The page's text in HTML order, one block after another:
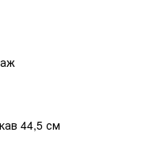
44,5 см